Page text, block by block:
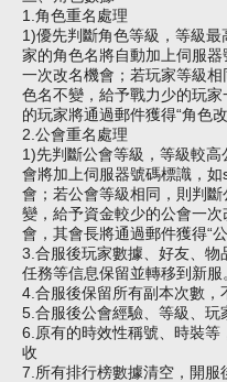
1.角色重名處理
1)優先判斷角色等級，等級
家的角色名將自動加上伺服器
一次改名機會；若玩家等級
色名不變，給予戰力少的玩
的玩家將通過郵件獲得“角色改
2.公會重名處理
1)先判斷公會等級，等級較高
會將加上伺服器號碼標識，
會；若公會等級相同，則判
變，給予資金較少的公會一
會，其會長將通過郵件獲得“公
3.合服後玩家數據、好友、物
任務等信息保留並轉移到新服
4.合服後保留所有副本次數，
5.合服後公會經驗、等級、玩
6.原有的時效性稱號、時裝等
收
7.所有排行榜數據清空，開